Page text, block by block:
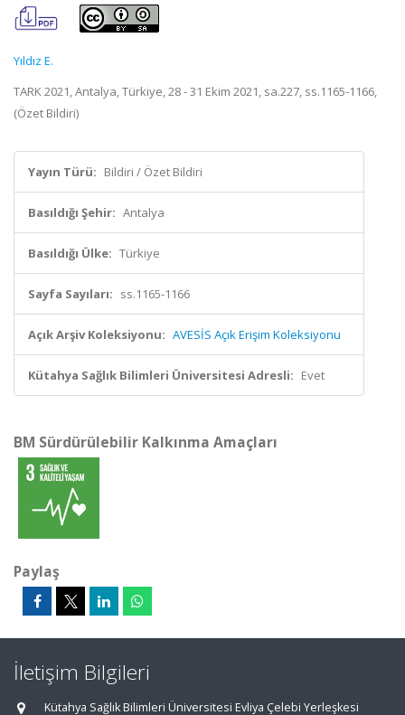
Yıldız E.
TARK 2021, Antalya, Türkiye, 28 - 31 Ekim 2021, sa.227, ss.1165-1166,
(Özet Bildiri)
Yayın Türü: Bildiri / Özet Bildiri
Basıldığı Şehir: Antalya
Basıldığı Ülke: Türkiye
Sayfa Sayıları: ss.1165-1166
Açık Arşiv Koleksiyonu: AVESİS Açık Erişim Koleksiyonu
Kütahya Sağlık Bilimleri Üniversitesi Adresli: Evet
BM Sürdürülebilir Kalkınma Amaçları
Paylaş
İletişim Bilgileri
Kütahya Sağlık Bilimleri Üniversitesi Evliya Çelebi Yerleşkesi